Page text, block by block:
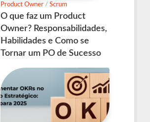
Product Owner / Scrum
O que faz um Product
Owner? Responsabilidades,
Habilidades e Como se
Tornar um PO de Sucesso